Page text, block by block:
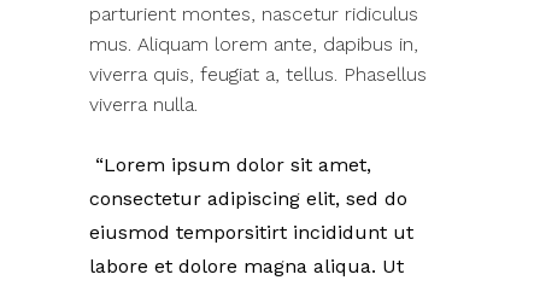
parturient montes, nascetur ridiculus
mus. Aliquam lorem ante, dapibus in,
viverra quis, feugiat a, tellus. Phasellus
viverra nulla.
Lorem ipsum dolor sit amet,
consectetur adipiscing elit, sed do
eiusmod temporsitirt incididunt ut
labore et dolore magna aliqua. Ut